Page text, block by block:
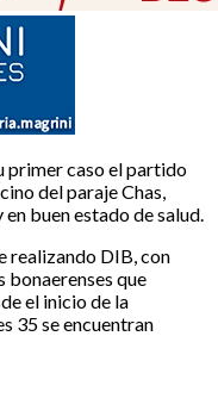
primer caso el partido
del paraje Chas,
en buen estado de salud.
realizando DIB, con
bonaerenses que
el inicio de la
35 se encuentran